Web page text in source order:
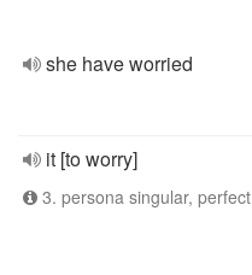
she have worried
it [to worry]
3. persona singular,